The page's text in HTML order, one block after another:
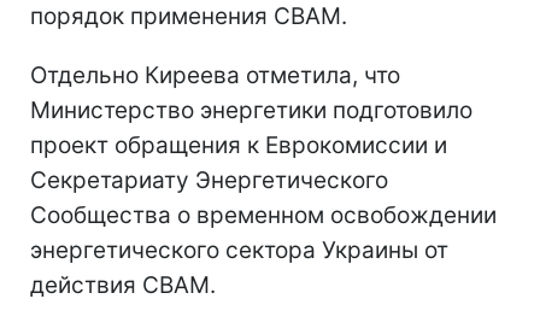
порядок применения CBAM.
Отдельно Киреева отметила, что
Министерство энергетики подготовило
проект обращения к Еврокомиссии и
Секретариату Энергетического
Сообщества о временном освобождении
энергетического сектора Украины от
действия CBAM.